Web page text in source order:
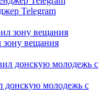
Telegram
вещания
донскую молодежь с